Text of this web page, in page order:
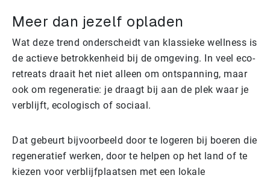
Meer dan jezelf opladen
Wat deze trend onderscheidt van klassieke wellness is
de actieve betrokkenheid bij de omgeving. In veel eco-
retreats draait het niet alleen om ontspanning, maar
ook om regeneratie: je draagt bij aan de plek waar je
verblijft, ecologisch of sociaal.
Dat gebeurt bijvoorbeeld door te logeren bij boeren die
regeneratief werken, door te helpen op het land of te
kiezen voor verblijfplaatsen met een lokale